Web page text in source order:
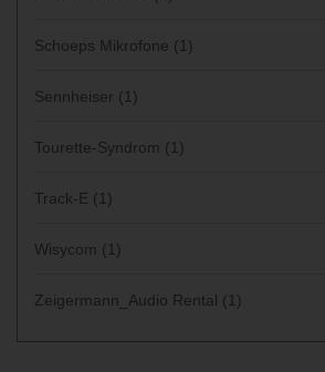
Schoeps Mikrofone (1)
Sennheiser (1)
Tourette-Syndrom (1)
Track-E (1)
Wisycom (1)
Zeigermann_Audio Rental (1)